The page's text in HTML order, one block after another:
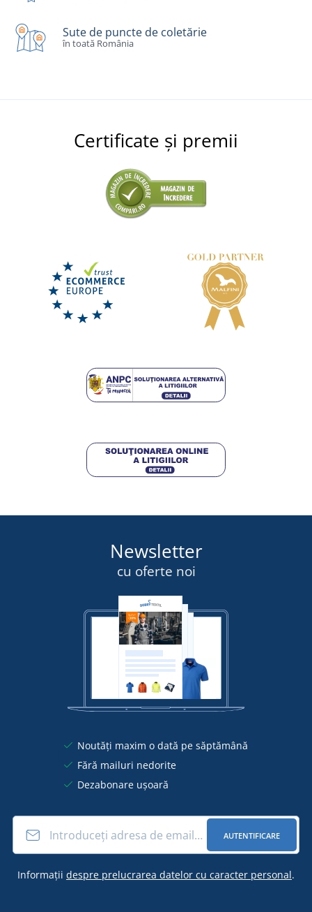
Sute de puncte de coletărie
în toată România
Certificate și premii
Newsletter
cu oferte noi
Noutăți maxim o dată pe săptămână
Fără mailuri nedorite
Dezabonare ușoară
AUTENTIFICARE
Informații despre prelucrarea datelor cu caracter personal.